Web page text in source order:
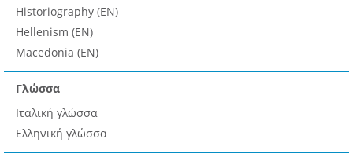
Historiography (EN)
Hellenism (EN)
Macedonia (EN)
Γλώσσα
Ιταλική γλώσσα
Ελληνική γλώσσα